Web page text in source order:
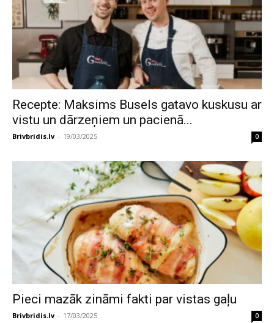
Recepte: Maksims Busels gatavo kuskusu ar
vistu un dārzeņiem un pacienā...
Brivbridis.lv - 19/03/2025 0
Pieci mazāk zināmi fakti par vistas gaļu
Brivbridis.lv - 17/03/2025 0